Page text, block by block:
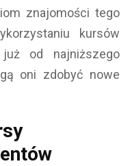
znajomości tego
kursów
już od najniższego
oni zdobyć nowe